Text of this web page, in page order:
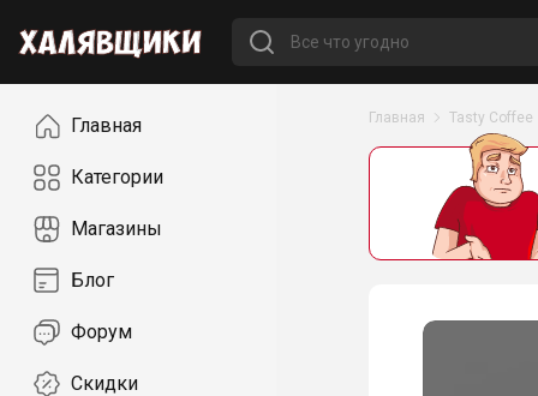
НавигацияГлавная
Категории
Магазины
Блог
Форум
Скидки
Главная Tasty Coffee